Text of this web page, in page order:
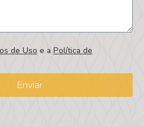
de Uso e a Política de
Enviar